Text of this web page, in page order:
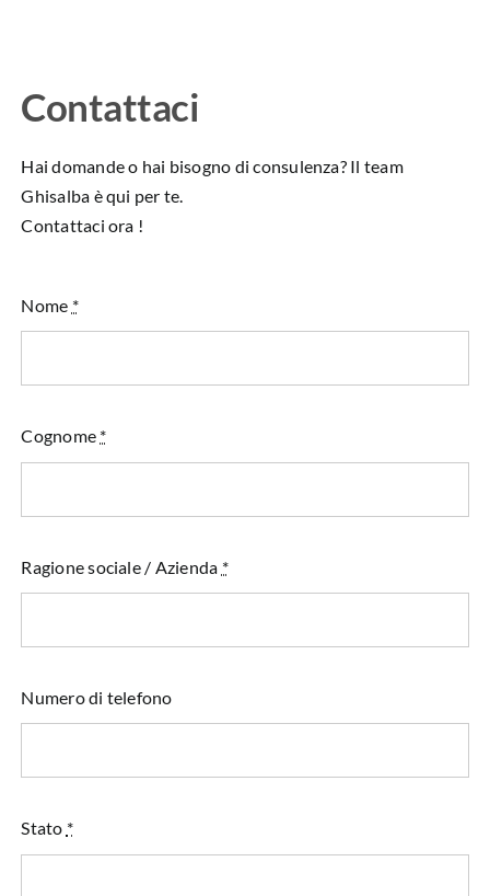
Contattaci
Hai domande o hai bisogno di consulenza? Il team
Ghisalba è qui per te.
Contattaci ora !
Nome *
Cognome *
Ragione sociale / Azienda *
Numero di telefono
Stato *